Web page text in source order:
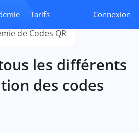
Tarifs Connexion
de Codes QR
les différents
des codes